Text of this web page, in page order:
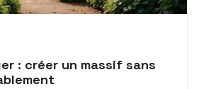
: créer un massif sans